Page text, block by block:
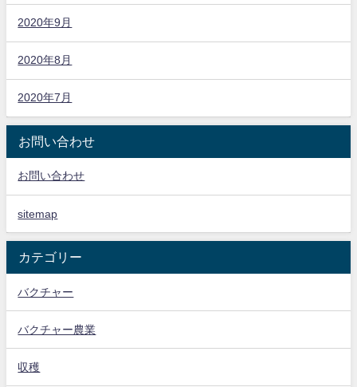
2020年9月
2020年8月
2020年7月
お問い合わせ
お問い合わせ
sitemap
カテゴリー
バクチャー
バクチャー農業
収穫